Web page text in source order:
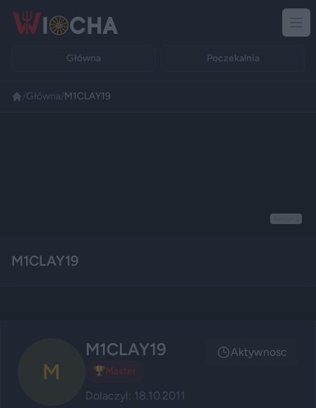
Główna Poczekalnia
Główna M1CLAY19
M1CLAY19
M
M1CLAY19
🏆Master
Dolaczyl: 18.10.2011
Aktywnosc